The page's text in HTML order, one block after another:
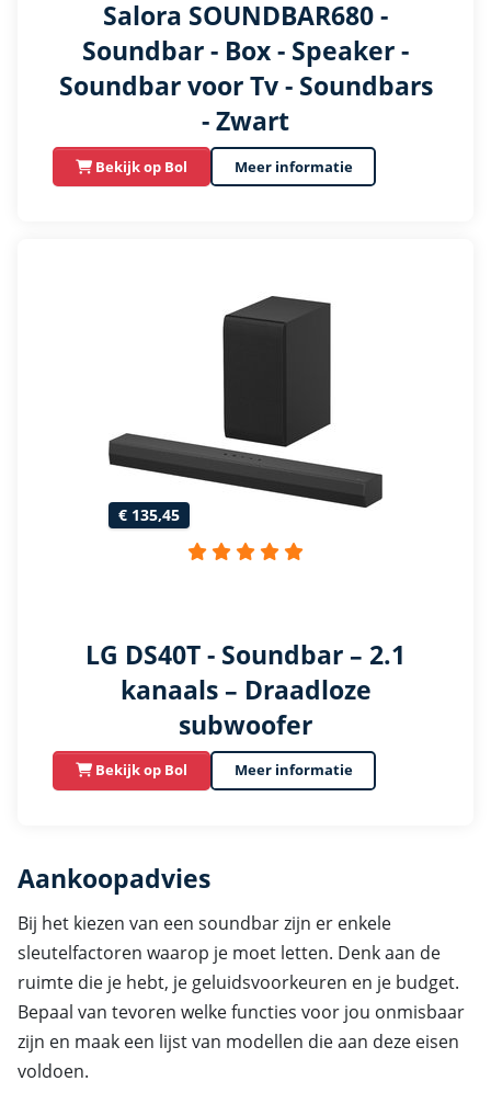
Salora SOUNDBAR680 -
Soundbar - Box - Speaker -
Soundbar voor Tv - Soundbars
- Zwart
Bekijk op Bol Meer informatie
€ 135,45
LG DS40T - Soundbar – 2.1
kanaals – Draadloze
subwoofer
Bekijk op Bol Meer informatie
Aankoopadvies
Bij het kiezen van een soundbar zijn er enkele
sleutelfactoren waarop je moet letten. Denk aan de
ruimte die je hebt, je geluidsvoorkeuren en je budget.
Bepaal van tevoren welke functies voor jou onmisbaar
zijn en maak een lijst van modellen die aan deze eisen
voldoen.